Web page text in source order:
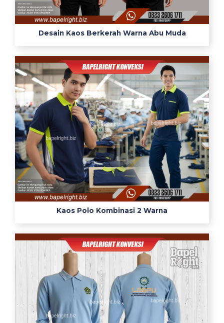
Desain Kaos Berkerah Warna Abu Muda
Kaos Polo Kombinasi 2 Warna